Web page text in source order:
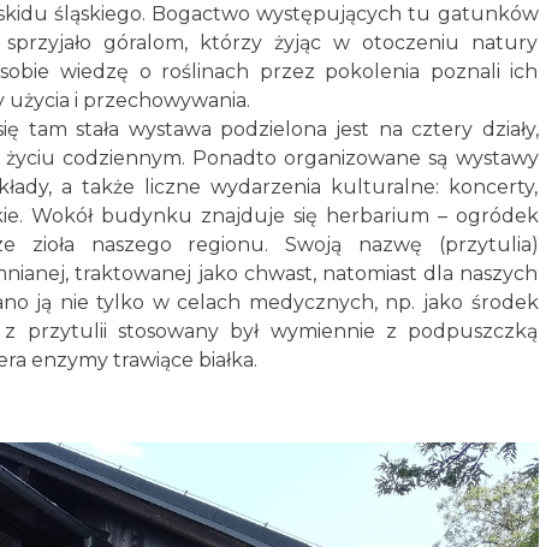
śląskiego. Bogactwo występujących tu gatunków
sprzyjało góralom, którzy żyjąc w otoczeniu natury
wiedzę o roślinach przez pokolenia poznali ich
użycia i przechowywania.
tam stała wystawa podzielona jest na cztery działy,
codziennym. Ponadto organizowane są wystawy
a także liczne wydarzenia kulturalne: koncerty,
Wokół budynku znajduje się herbarium – ogródek
zioła naszego regionu. Swoją nazwę (przytulia)
traktowanej jako chwast, natomiast dla naszych
ją nie tylko w celach medycznych, np. jako środek
przytulii stosowany był wymiennie z podpuszczką
enzymy trawiące białka.